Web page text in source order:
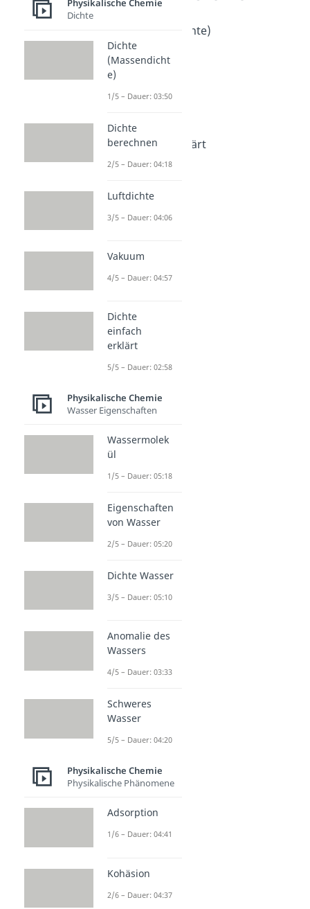
Dichte
Dichte (Massendichte)
Dauer: 03:50
Dichte berechnen
Dauer: 04:18
Dauer: 04:06
Dauer: 04:57
Dichte einfach erklärt
Dauer: 02:58
Physikalische Chemie
Dichte
Dichte
(Massendicht
e)
1/5 – Dauer: 03:50
Dichte
berechnen
2/5 – Dauer: 04:18
Luftdichte
3/5 – Dauer: 04:06
Vakuum
4/5 – Dauer: 04:57
Dichte
einfach
erklärt
5/5 – Dauer: 02:58
Physikalische Chemie
Wasser Eigenschaften
Wassermolek
ül
1/5 – Dauer: 05:18
Eigenschaften
von Wasser
2/5 – Dauer: 05:20
Dichte Wasser
3/5 – Dauer: 05:10
Anomalie des
Wassers
4/5 – Dauer: 03:33
Schweres
Wasser
5/5 – Dauer: 04:20
Physikalische Chemie
Physikalische Phänomene
Adsorption
1/6 – Dauer: 04:41
Kohäsion
2/6 – Dauer: 04:37